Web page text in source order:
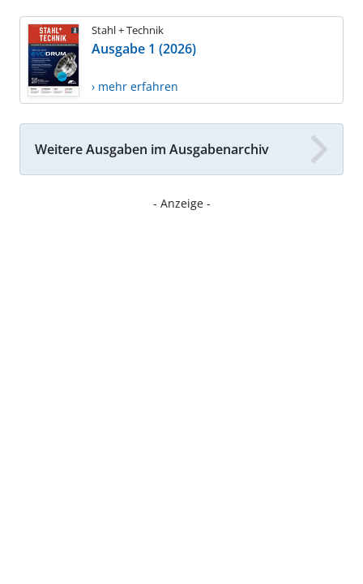
Stahl + Technik
Ausgabe 1 (2026)
› mehr erfahren
Weitere Ausgaben im Ausgabenarchiv
- Anzeige -